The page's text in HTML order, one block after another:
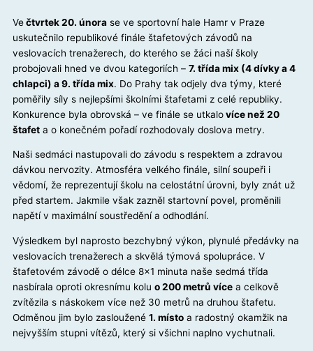
Večtvrtek 20. února se ve sportovní hale Hamr v Praze
uskutečnilo republikové finále štafetových závodů na
veslovacích trenažerech, do kterého se žáci naší školy
probojovali hned ve dvou kategoriích – 7. třída mix (4 dívky a 4
chlapci) a 9. třída mix. Do Prahy tak odjely dva týmy, které
poměřily síly s nejlepšími školními štafetami z celé republiky.
Konkurence byla obrovská – ve finále se utkalovíce než 20
štafet a o konečném pořadí rozhodovaly doslova metry.
Naši sedmáci nastupovali do závodu s respektem a zdravou
dávkou nervozity. Atmosféra velkého finále, silní soupeři i
vědomí, že reprezentují školu na celostátní úrovni, byly znát už
před startem. Jakmile však zazněl startovní povel, proměnili
napětí v maximální soustředění a odhodlání.
Výsledkem byl naprosto bezchybný výkon, plynulé předávky na
veslovacích trenažerech a skvělá týmová spolupráce. V
štafetovém závodě o délce 8×1 minuta naše sedmá třída
nasbírala oproti okresnímu kolu o 200 metrů více a celkově
zvítězila s náskokem více než 30 metrů na druhou štafetu.
Odměnou jim bylo zasloužené 1. místo a radostný okamžik na
nejvyšším stupni vítězů, který si všichni naplno vychutnali.